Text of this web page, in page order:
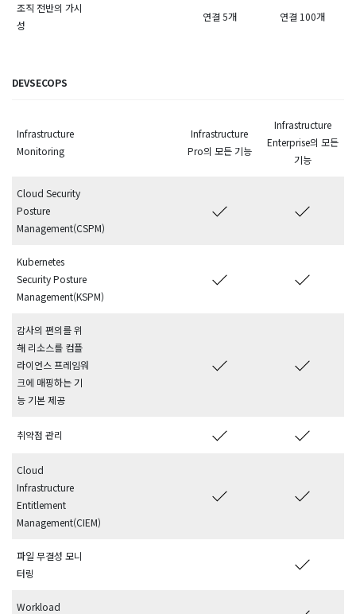
조직 전반의 가시
성
연결 5개 연결 100개
DEVSECOPS
Infrastructure
Monitoring
Infrastructure
Pro의 모든 기능
Infrastructure
Enterprise의 모든
기능
Cloud Security
Posture
Management(CSPM)
Kubernetes
Security Posture
Management(KSPM)
감사의 편의를 위
해 리소스를 컴플
라이언스 프레임워
크에 매핑하는 기
능 기본 제공
취약점 관리
Cloud
Infrastructure
Entitlement
Management(CIEM)
파일 무결성 모니
터링
Workload